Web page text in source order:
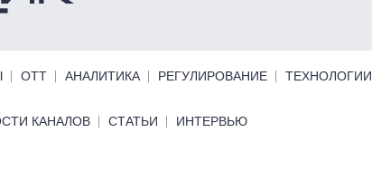
ОТТ АНАЛИТИКА РЕГУЛИРОВАНИЕ ТЕХНОЛОГИИ
КАНАЛОВ СТАТЬИ ИНТЕРВЬЮ